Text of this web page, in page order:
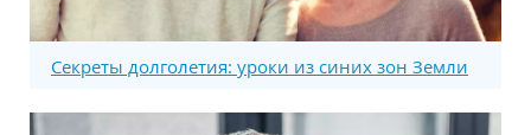
Секреты долголетия: уроки из синих зон Земли